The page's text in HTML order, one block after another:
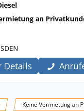
an
Details
Keine Vermietung an